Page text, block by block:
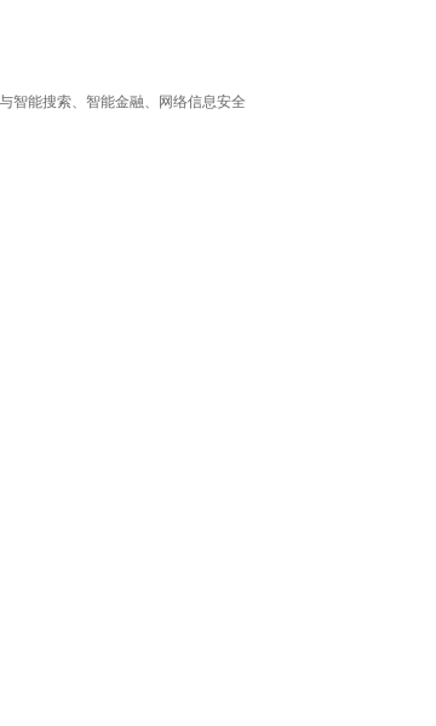
智能搜索、智能金融、网络信息安全